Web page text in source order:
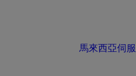
馬來西亞伺